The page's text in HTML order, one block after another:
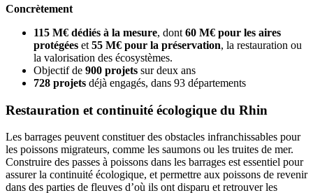
Concrètement
115 M€ dédiés à la mesure, dont 60 M€ pour les aires
protégées et 55 M€ pour la préservation, la restauration ou
la valorisation des écosystèmes.
Objectif de 900 projets sur deux ans
728 projets déjà engagés, dans 93 départements
Restauration et continuité écologique du Rhin
Les barrages peuvent constituer des obstacles infranchissables pour
les poissons migrateurs, comme les saumons ou les truites de mer.
Construire des passes à poissons dans les barrages est essentiel pour
assurer la continuité écologique, et permettre aux poissons de revenir
dans des parties de fleuves d’où ils ont disparu et retrouver les